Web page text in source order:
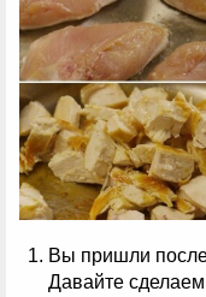
Вы пришли
Давайте